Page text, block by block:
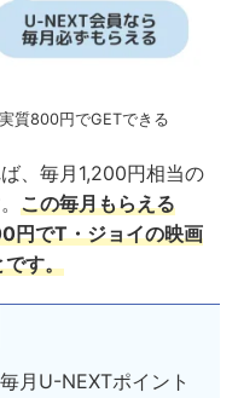
質800円でGETできる
、毎月1,200円相当の
この毎月もらえる
円でT・ジョイの映画
です。
月U-NEXTポイント